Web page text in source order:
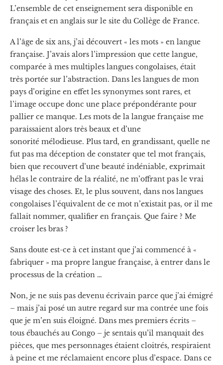
L’ensemble de cet enseignement sera disponible en
français et en anglais sur le site du Collège de France.
A l’âge de six ans, j’ai découvert « les mots » en langue
française. J’avais alors l’impression que cette langue,
comparée à mes multiples langues congolaises, était
très portée sur l’abstraction. Dans les langues de mon
pays d’origine en effet les synonymes sont rares, et
l’image occupe donc une place prépondérante pour
pallier ce manque. Les mots de la langue française me
paraissaient alors très beaux et d’une
sonorité mélodieuse. Plus tard, en grandissant, quelle ne
fut pas ma déception de constater que tel mot français,
bien que recouvert d’une beauté indéniable, exprimait
hélas le contraire de la réalité, ne m’offrant pas le vrai
visage des choses. Et, le plus souvent, dans nos langues
congolaises l’équivalent de ce mot n’existait pas, or il me
fallait nommer, qualifier en français. Que faire ? Me
croiser les bras ?
Sans doute est-ce à cet instant que j’ai commencé à «
fabriquer » ma propre langue française, à entrer dans le
processus de la création …
Non, je ne suis pas devenu écrivain parce que j’ai émigré
– mais j’ai posé un autre regard sur ma contrée une fois
que je m’en suis éloigné. Dans mes premiers écrits –
tous ébauchés au Congo – je sentais qu’il manquait des
pièces, que mes personnages étaient cloitrés, respiraient
à peine et me réclamaient encore plus d’espace. Dans ce